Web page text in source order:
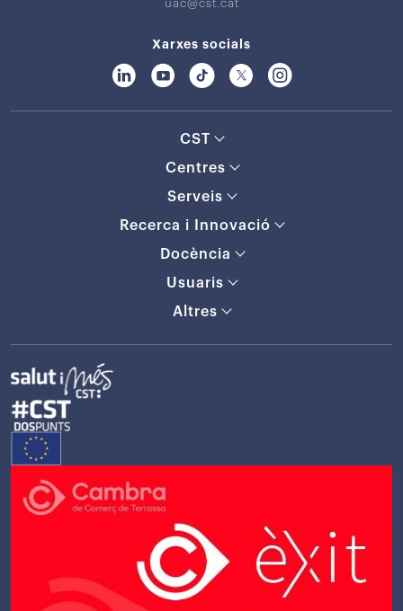
uac@cst.cat
Xarxes socials
CST
Centres
Serveis
Recerca i Innovació
Docència
Usuaris
Altres